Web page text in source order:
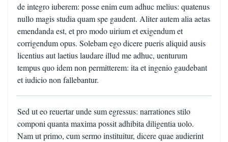
de integro iuberem: posse enim eum adhuc melius: quatenus
nullo magis studia quam spe gaudent. Aliter autem alia aetas
emendanda est, et pro modo uirium et exigendum et
corrigendum opus. Solebam ego dicere pueris aliquid ausis
licentius aut laetius laudare illud me adhuc, uenturum
tempus quo idem non permitterem: ita et ingenio gaudebant
et iudicio non fallebantur.
Sed ut eo reuertar unde sum egressus: narrationes stilo
componi quanta maxima possit adhibita diligentia uolo.
Nam ut primo, cum sermo instituitur, dicere quae audierint